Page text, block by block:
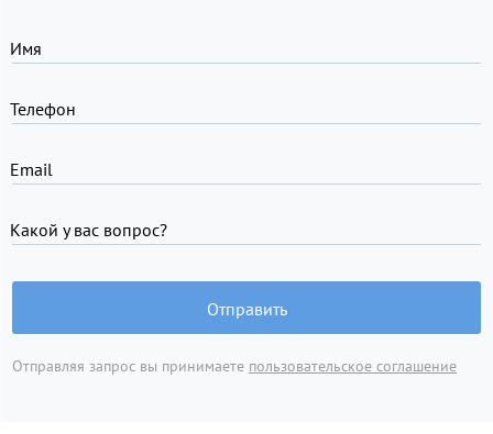
Имя
Телефон
Email
Какой у вас вопрос?
Отправить
Отправляя запрос вы принимаете пользовательское соглашение